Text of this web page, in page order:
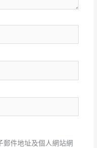
郵件地址及個人網站網